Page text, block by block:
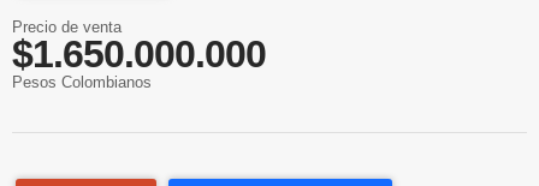
Precio de venta
$1.650.000.000
Pesos Colombianos